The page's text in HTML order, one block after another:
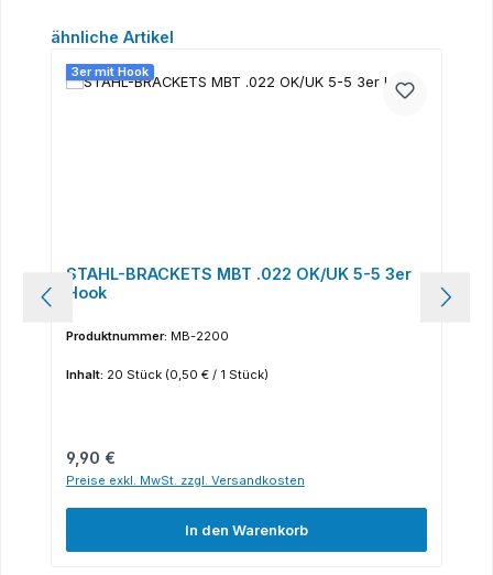
Produktgalerie überspringen
ähnliche Artikel
3er mit Hook
STAHL-BRACKETS MBT .022 OK/UK 5-5 3er
Hook
Produktnummer: MB-2200
Inhalt: 20 Stück (0,50 € / 1 Stück)
Regulärer Preis:
9,90 €
Preise exkl. MwSt. zzgl. Versandkosten
In den Warenkorb